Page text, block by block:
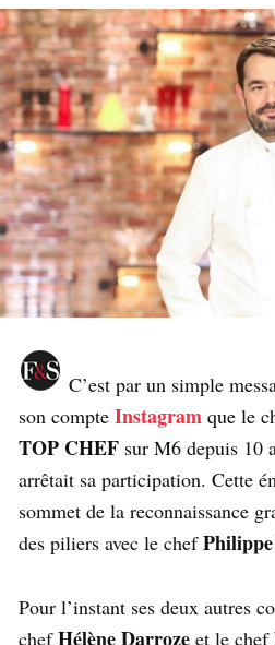
C’est par un simple
son compte Instagram que le
TOP CHEF sur M6 depuis 10
arrêtait sa participation. Cette
sommet de la reconnaissance
des piliers avec le chef
Pour l’instant ses deux autres
chefHélène Darroze et le chef